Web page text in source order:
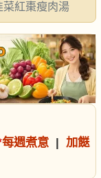
菜紅棗瘦肉湯
每週煮意 | 加餸